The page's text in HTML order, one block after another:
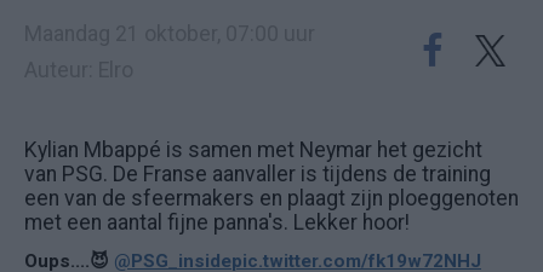
Kylian Mbappé is samen met Neymar het gezicht
van PSG. De Franse aanvaller is tijdens de training
een van de sfeermakers en plaagt zijn ploeggenoten
met een aantal fijne panna's. Lekker hoor!
Oups....😈 @PSG_insidepic.twitter.com/fk19w72NHJ